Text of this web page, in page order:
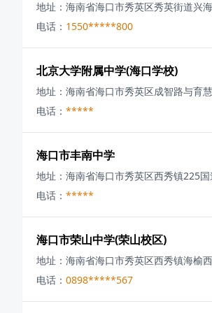
地址： 海南省海口市秀英区秀英街道兴
电话： 1550*****800
北京大学附属中学(海口学校)
地址： 海南省海口市秀英区成智路与育
电话： *****
海口市丰南中学
地址： 海南省海口市秀英区西秀镇225
电话： *****
海口市荣山中学(荣山校区)
地址： 海南省海口市秀英区西秀镇海榆
电话： 0898*****567